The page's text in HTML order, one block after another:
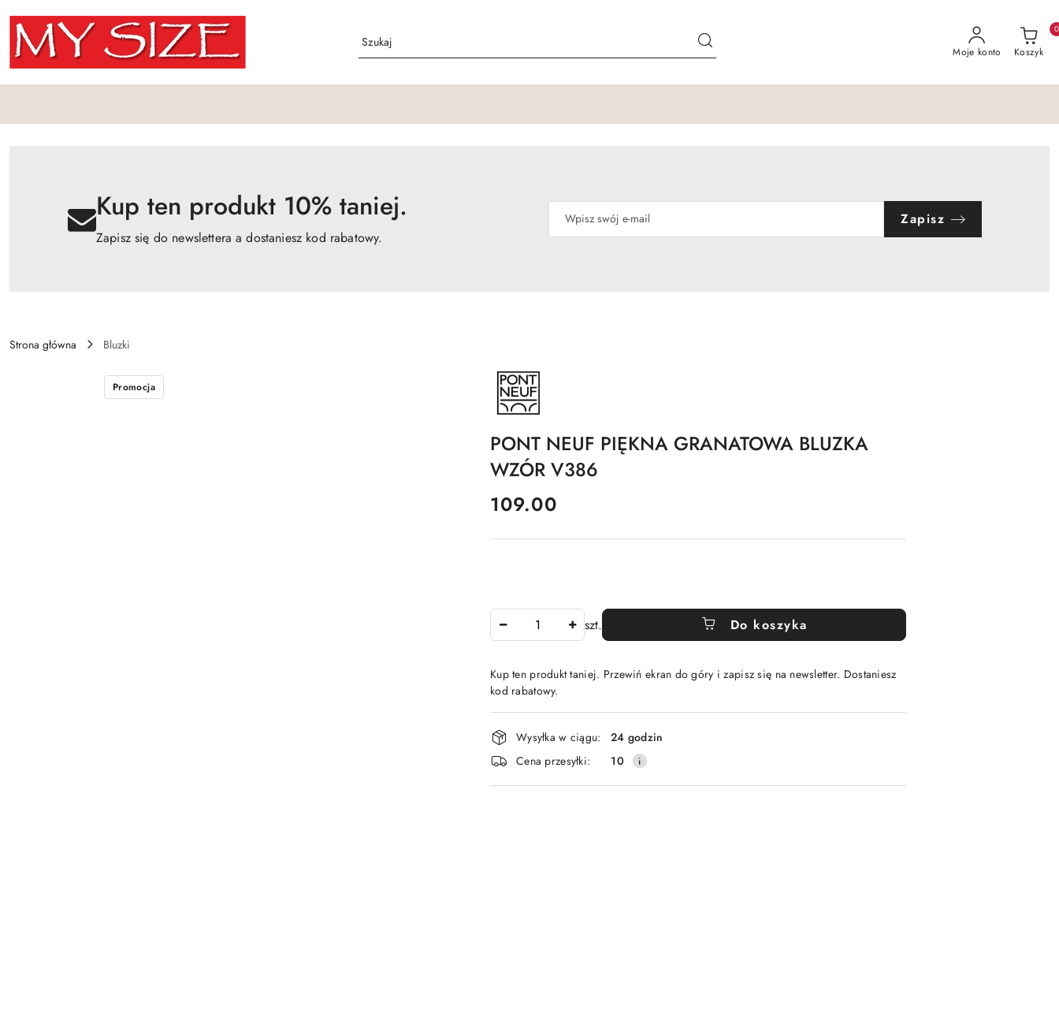
Przejdź do treści głównej
Przejdź do wyszukiwarki
Przejdź do moje konto
Przejdź do menu głównego
Przejdź do opisu produktu
Przejdź do stopki
Moje konto Koszyk
0
Kup ten produkt 10% taniej.
Zapisz się do newslettera a dostaniesz kod rabatowy.
Zapisz
Strona główna Bluzki
Promocja
NAZWA
PRODUCENTA:
PONT
NEUF
PONT NEUF PIĘKNA GRANATOWA BLUZKA
WZÓR V386
cena:
109.00
szt. Do koszyka
Kup ten produkt taniej. Przewiń ekran do góry i zapisz się na newsletter. Dostaniesz
kod rabatowy.
Dostępność
i
dostawa
Wysyłka w ciągu:
24 godzin
Cena przesyłki:
10